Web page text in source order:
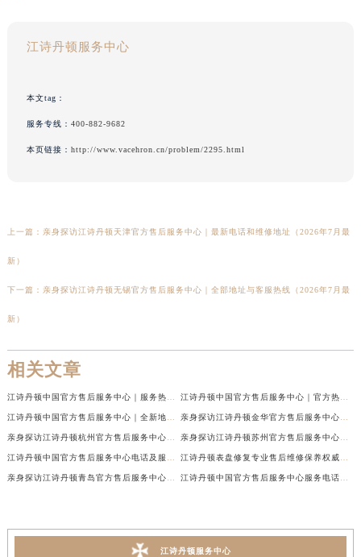
江诗丹顿服务中心
本文tag：
服务专线： 400-882-9682
本页链接： http://www.vacehron.cn/problem/2295.html
上一篇： 亲身探访江诗丹顿天津官方售后服务中心｜最新电话和维修地址（2026年7月最
新）
下一篇： 亲身探访江诗丹顿无锡官方售后服务中心｜全部地址与客服热线（2026年7月最
新）
相关文章
江诗丹顿服务中心